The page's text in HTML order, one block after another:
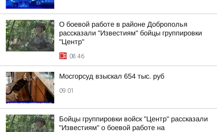
О боевой работе в районе Доброполья
рассказали "Известиям" бойцы группировки
"Центр"
08:46
Мосгорсуд взыскал 654 тыс. руб
09:01
Бойцы группировки войск "Центр" рассказали
"Известиям" о боевой работе на